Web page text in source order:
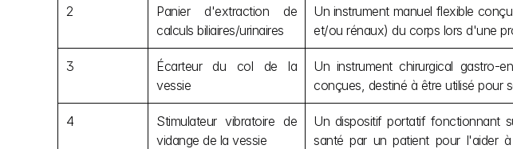
2
Panier d'extraction de
calculs biliaires/urinaires
Un instrument manuel flexible
et/ou rénaux) du corps lors d'une
3
Écarteur du col de la
vessie
Un instrument chirurgical gastro-
conçues, destiné à être utilisé pour
4
Stimulateur vibratoire de
vidange de la vessie
Un dispositif portatif fonctionnant
santé par un patient pour l'aider